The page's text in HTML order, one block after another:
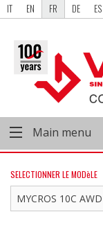
IT EN FR DE ES
Main menu
SELECTIONNER LE MODèLE